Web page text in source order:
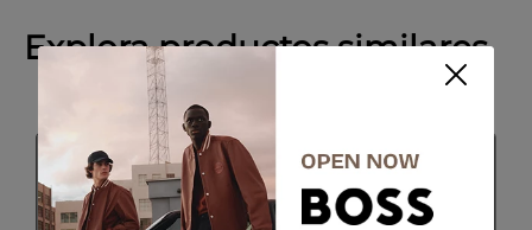
Explora productos similares